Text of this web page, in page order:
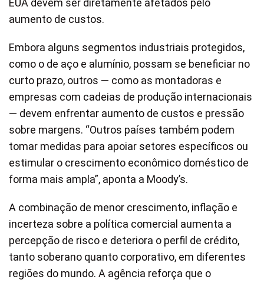
EUA devem ser diretamente afetados pelo
aumento de custos.
Embora alguns segmentos industriais protegidos,
como o de aço e alumínio, possam se beneficiar no
curto prazo, outros — como as montadoras e
empresas com cadeias de produção internacionais
— devem enfrentar aumento de custos e pressão
sobre margens. “Outros países também podem
tomar medidas para apoiar setores específicos ou
estimular o crescimento econômico doméstico de
forma mais ampla”, aponta a Moody’s.
A combinação de menor crescimento, inflação e
incerteza sobre a política comercial aumenta a
percepção de risco e deteriora o perfil de crédito,
tanto soberano quanto corporativo, em diferentes
regiões do mundo. A agência reforça que o